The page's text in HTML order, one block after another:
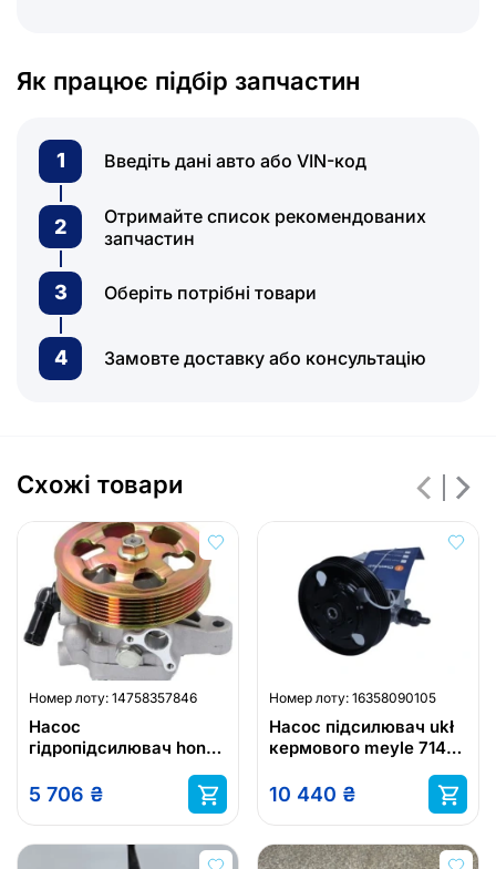
Як працює підбір запчастин
1 Введіть дані авто або VIN-код
2
Отримайте список рекомендованих
запчастин
3 Оберіть потрібні товари
4 Замовте доставку або консультацію
Схожі товари
Номер лоту: 14758357846
Насос
гідропідсилювач honda
pw670189 насос
5 706 ₴
Номер лоту: 16358090105
Насос підсилювач ukł
кермового meyle 714
10 440 ₴